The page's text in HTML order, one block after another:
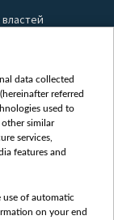
data collected
referred
used to
other similar
services,
features and
use of automatic
on your end